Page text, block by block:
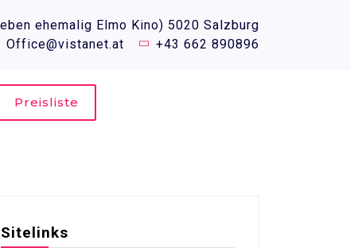
ehemalig Elmo Kino) 5020 Salzburg
Office@vistanet.at
+43 662 890896
Preisliste
Sitelinks